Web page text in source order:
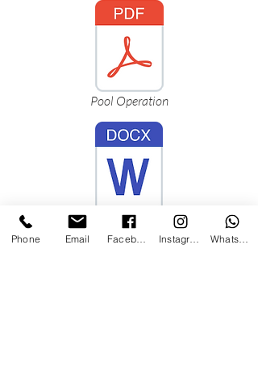
Pool Operation
Barn Bedrooms
Phone Email